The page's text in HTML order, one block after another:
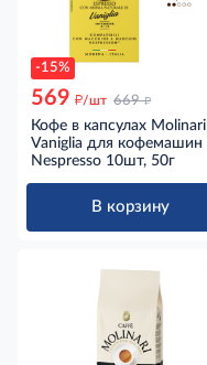
-15%
569 д/шт 669 д
Кофе в капсулах Molinari
Vaniglia для кофемашин
Nespresso 10шт, 50г
В корзину